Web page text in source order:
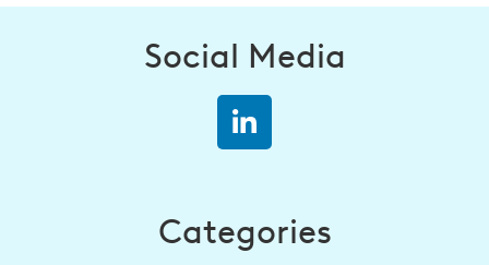
Social Media
Categories